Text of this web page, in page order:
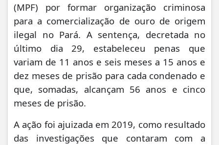
(MPF) por formar organização criminosa
para a comercialização de ouro de origem
ilegal no Pará. A sentença, decretada no
último dia 29, estabeleceu penas que
variam de 11 anos e seis meses a 15 anos e
dez meses de prisão para cada condenado e
que, somadas, alcançam 56 anos e cinco
meses de prisão.
A ação foi ajuizada em 2019, como resultado
das investigações que contaram com a